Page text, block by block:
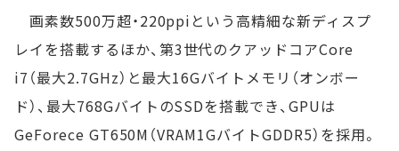
画素数500万超・220ppiという高精細な新ディスプ
レイを搭載するほか、第3世代のクアッドコアCore
i7（最大2.7GHz）と最大16Gバイトメモリ（オンボー
ド）、最大768GバイトのSSDを搭載でき、GPUは
GeForece GT650M（VRAM1GバイトGDDR5）を採用。